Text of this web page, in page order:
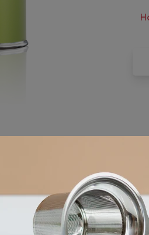
80°C/ 176°F